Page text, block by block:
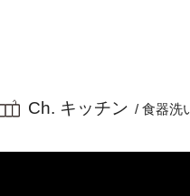
Ch. キッチン / 食器洗